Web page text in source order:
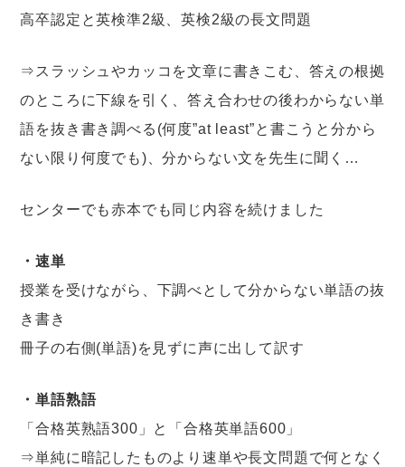
高卒認定と英検準2級、英検2級の長文問題
⇒スラッシュやカッコを文章に書きこむ、答えの根拠
のところに下線を引く、答え合わせの後わからない単
語を抜き書き調べる(何度”at least”と書こうと分から
ない限り何度でも)、分からない文を先生に聞く…
センターでも赤本でも同じ内容を続けました
・速単
授業を受けながら、下調べとして分からない単語の抜
き書き
冊子の右側(単語)を見ずに声に出して訳す
・単語熟語
「合格英熟語300」と「合格英単語600」
⇒単純に暗記したものより速単や長文問題で何となく